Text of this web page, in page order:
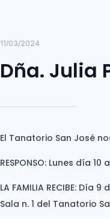
11/03/2024
Dña. Julia
El Tanatorio San José
RESPONSO: Lunes día
LA FAMILIA RECIBE: Día
Sala n. 1 del Tanatorio